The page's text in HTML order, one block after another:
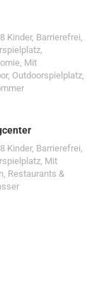
Kinder, Barrierefrei,
,
, Mit
, Outdoorspielplatz,
Kinder, Barrierefrei,
, Mit
, Restaurants &